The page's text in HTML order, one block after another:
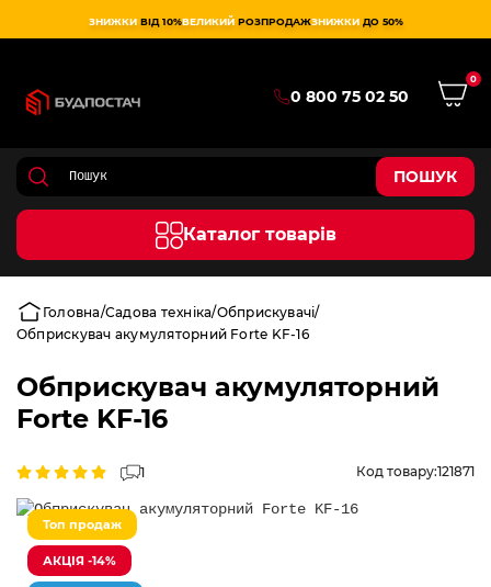
ЗНИЖКИ ВІД 10%ВЕЛИКИЙ РОЗПРОДАЖЗНИЖКИ ДО 50%
0 800 75 02 50
0
ПОШУК
Каталог товарів
Головна Садова техніка Обприскувачі
Обприскувач акумуляторний Forte KF-16
Обприскувач акумуляторний
Forte KF-16
1 Код товару:121871
Топ продаж
АКЦІЯ -14%